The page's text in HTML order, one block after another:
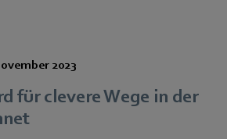
2023
für clevere Wege in der